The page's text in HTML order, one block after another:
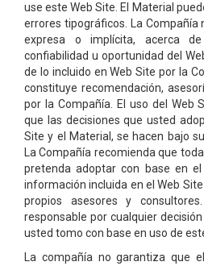
use este Web Site. El Material
errores tipográficos. La Compañía
expresa o implícita, acerca
confiabilidad u oportunidad del
de lo incluido en Web Site por la
constituye recomendación,
por la Compañía. El uso del Web
que las decisiones que usted
Site y el Material, se hacen bajo
La Compañía recomienda que
pretenda adoptar con base en
información incluida en el Web
propios asesores y
responsable por cualquier
usted tomo con base en uso de
La compañía no garantiza que